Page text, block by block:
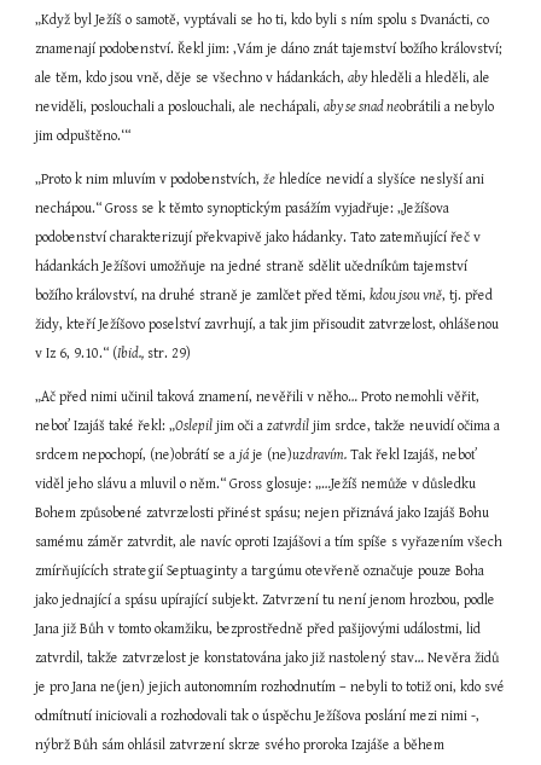
„Když byl Ježíš o samotě, vyptávali se ho ti, kdo byli s ním spolu s Dvanácti, co
znamenají podobenství. Řekl jim: ‚Vám je dáno znát tajemství božího království;
ale těm, kdo jsou vně, děje se všechno v hádankách, aby hleděli a hleděli, ale
neviděli, poslouchali a poslouchali, ale nechápali, aby se snad neobrátili a nebylo
jim odpuštěno.‘“
„Proto k nim mluvím v podobenstvích, že hledíce nevidí a slyšíce neslyší ani
nechápou.“ Gross se k těmto synoptickým pasážím vyjadřuje: „Ježíšova
podobenství charakterizují překvapivě jako hádanky. Tato zatemňující řeč v
hádankách Ježíšovi umožňuje na jedné straně sdělit učedníkům tajemství
božího království, na druhé straně je zamlčet před těmi, kdou jsou vně, tj. před
židy, kteří Ježíšovo poselství zavrhují, a tak jim přisoudit zatvrzelost, ohlášenou
v Iz 6, 9.10.“ (Ibid., str. 29)
„Ač před nimi učinil taková znamení, nevěřili v něho… Proto nemohli věřit,
neboť Izajáš také řekl: „Oslepil jim oči a zatvrdil jim srdce, takže neuvidí očima a
srdcem nepochopí, (ne)obrátí se a já je (ne)uzdravím. Tak řekl Izajáš, neboť
viděl jeho slávu a mluvil o něm.“ Gross glosuje: „…Ježíš nemůže v důsledku
Bohem způsobené zatvrzelosti přinést spásu; nejen přiznává jako Izajáš Bohu
samému záměr zatvrdit, ale navíc oproti Izajášovi a tím spíše s vyřazením všech
zmírňujících strategií Septuaginty a targúmu otevřeně označuje pouze Boha
jako jednající a spásu upírající subjekt. Zatvrzení tu není jenom hrozbou, podle
Jana již Bůh v tomto okamžiku, bezprostředně před pašijovými událostmi, lid
zatvrdil, takže zatvrzelost je konstatována jako již nastolený stav… Nevěra židů
je pro Jana ne(jen) jejich autonomním rozhodnutím – nebyli to totiž oni, kdo své
odmítnutí iniciovali a rozhodovali tak o úspěchu Ježíšova poslání mezi nimi -,
nýbrž Bůh sám ohlásil zatvrzení skrze svého proroka Izajáše a během